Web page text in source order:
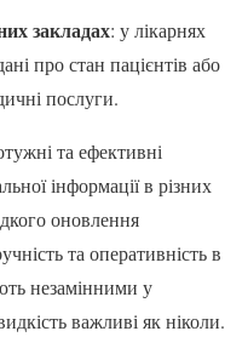
закладах: у лікарнях
про стан пацієнтів або
послуги.
та ефективні
інформації в різних
оновлення
та оперативність в
незамінними у
важливі як ніколи.